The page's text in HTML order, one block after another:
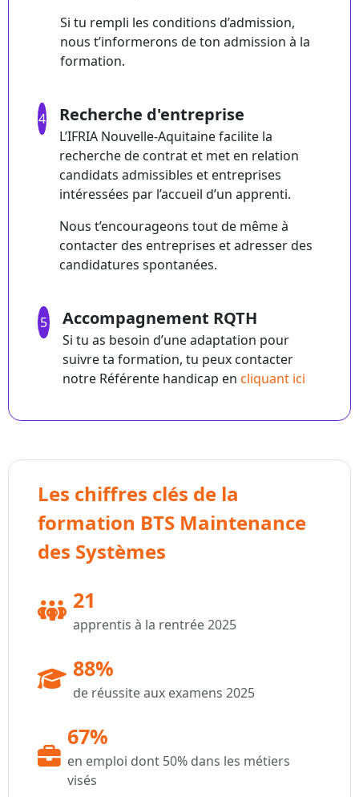
Si tu rempli les conditions d’admission,
nous t’informerons de ton admission à la
formation.
4 Recherche d'entreprise
L’IFRIA Nouvelle-Aquitaine facilite la
recherche de contrat et met en relation
candidats admissibles et entreprises
intéressées par l’accueil d’un apprenti.
Nous t’encourageons tout de même à
contacter des entreprises et adresser des
candidatures spontanées.
5 Accompagnement RQTH
Si tu as besoin d’une adaptation pour
suivre ta formation, tu peux contacter
notre Référente handicap en cliquant ici
Les chiffres clés de la
formation BTS Maintenance
des Systèmes
21
apprentis à la rentrée 2025
88%
de réussite aux examens 2025
67%
en emploi dont 50% dans les métiers
visés